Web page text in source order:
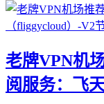
老牌VPN机
阅服务：飞